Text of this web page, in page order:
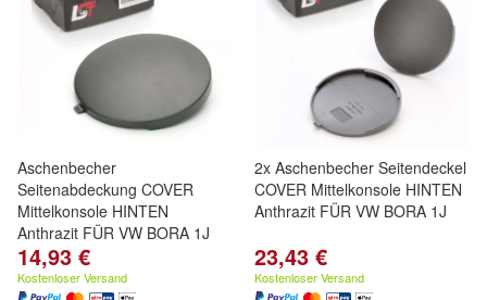
Aschenbecher
Seitenabdeckung COVER
Mittelkonsole HINTEN
Anthrazit FÜR VW BORA 1J
14,93 €
Kostenloser Versand
2x Aschenbecher Seitendeckel
COVER Mittelkonsole HINTEN
Anthrazit FÜR VW BORA 1J
23,43 €
Kostenloser Versand